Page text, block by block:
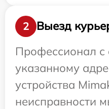
2
Выезд
Профессионал с
указанному
устройства
неисправности